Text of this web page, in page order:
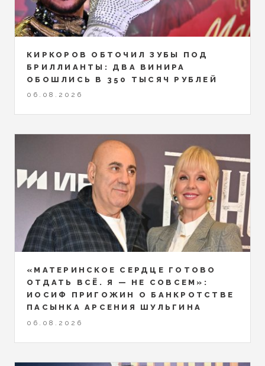
КИРКОРОВ ОБТОЧИЛ ЗУБЫ ПОД
БРИЛЛИАНТЫ: ДВА ВИНИРА
ОБОШЛИСЬ В 350 ТЫСЯЧ РУБЛЕЙ
06.08.2026
«МАТЕРИНСКОЕ СЕРДЦЕ ГОТОВО
ОТДАТЬ ВСЁ. Я — НЕ СОВСЕМ»:
ИОСИФ ПРИГОЖИН О БАНКРОТСТВЕ
ПАСЫНКА АРСЕНИЯ ШУЛЬГИНА
06.08.2026